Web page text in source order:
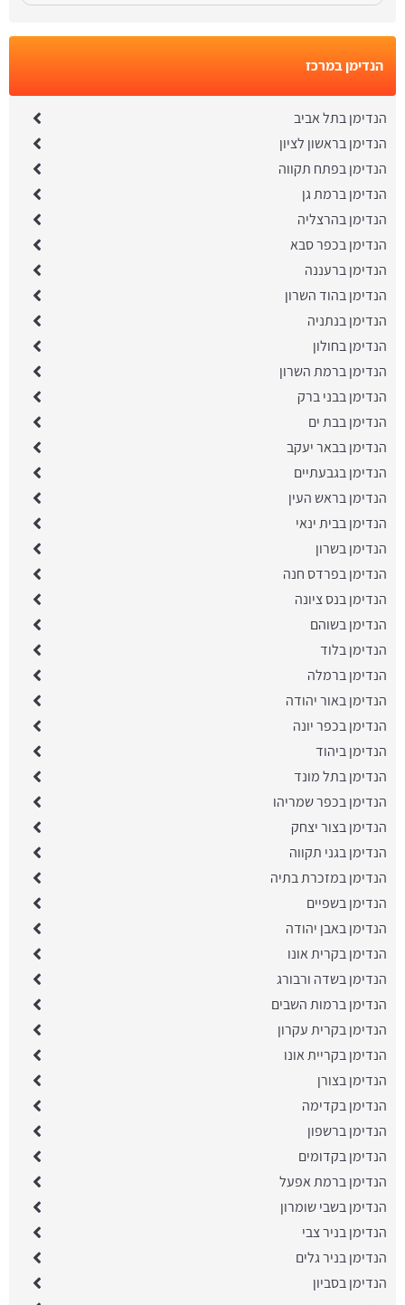
הנדימן במרכז
הנדימן בתל אביב
הנדימן בראשון לציון
הנדימן בפתח תקווה
הנדימן ברמת גן
הנדימן בהרצליה
הנדימן בכפר סבא
הנדימן ברעננה
הנדימן בהוד השרון
הנדימן בנתניה
הנדימן בחולון
הנדימן ברמת השרון
הנדימן בבני ברק
הנדימן בבת ים
הנדימן בבאר יעקב
הנדימן בגבעתיים
הנדימן בראש העין
הנדימן בבית ינאי
הנדימן בשרון
הנדימן בפרדס חנה
הנדימן בנס ציונה
הנדימן בשוהם
הנדימן בלוד
הנדימן ברמלה
הנדימן באור יהודה
הנדימן בכפר יונה
הנדימן ביהוד
הנדימן בתל מונד
הנדימן בכפר שמריהו
הנדימן בצור יצחק
הנדימן בגני תקווה
הנדימן במזכרת בתיה
הנדימן בשפיים
הנדימן באבן יהודה
הנדימן בקרית אונו
הנדימן בשדה ורבורג
הנדימן ברמות השבים
הנדימן בקרית עקרון
הנדימן בקריית אונו
הנדימן בצורן
הנדימן בקדימה
הנדימן ברשפון
הנדימן בקדומים
הנדימן ברמת אפעל
הנדימן בשבי שומרון
הנדימן בניר צבי
הנדימן בניר גלים
הנדימן בסביון